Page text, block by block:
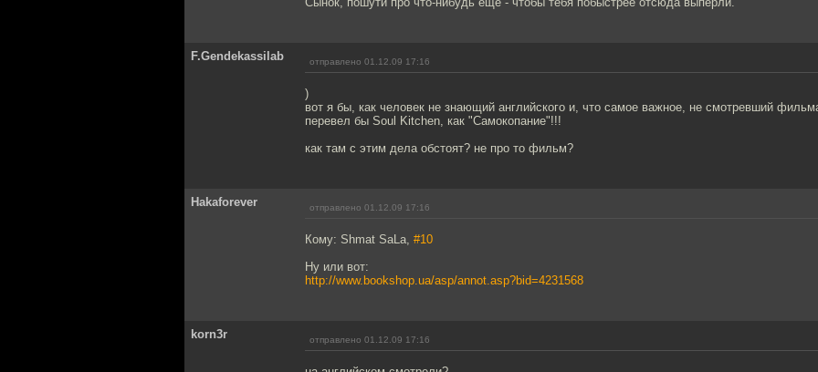
F.Gendekassilab отправлено 01.12.09 17:16
)
вот я бы, как человек не знающий английского и, что самое важное, не смотревший
перевел бы Soul Kitchen, как "Cамокопание"!!!
как там с этим дела обстоят? не про то фильм?
Hakaforever отправлено 01.12.09 17:16
Кому: Shmat SaLa, #10
Ну или вот:
http://www.bookshop.ua/asp/annot.asp?bid=4231568
korn3r отправлено 01.12.09 17:16